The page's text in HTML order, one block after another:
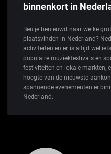
binnenkort in
Ben je benieuwd naar welke
plaatsvinden in Nederland?
activiteiten en er is altijd wel
populaire muziekfestivals en
festiviteiten en lokale markten,
hoogte van de nieuwste
spannende evenementen er
Nederland.